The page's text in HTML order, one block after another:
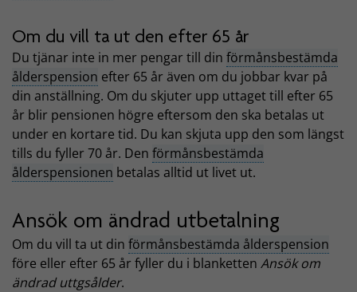
Om du vill ta ut den efter 65 år
Du tjänar inte in mer pengar till din förmånsbestämda
ålderspension efter 65 år även om du jobbar kvar på
din anställning. Om du skjuter upp uttaget till efter 65
år blir pensionen högre eftersom den ska betalas ut
under en kortare tid. Du kan skjuta upp den som längst
tills du fyller 70 år. Den förmånsbestämda
ålderspensionen betalas alltid ut livet ut.
Ansök om ändrad utbetalning
Om du vill ta ut din förmånsbestämda ålderspension
före eller efter 65 år fyller du i blanketten Ansök om
ändrad uttgsålder.